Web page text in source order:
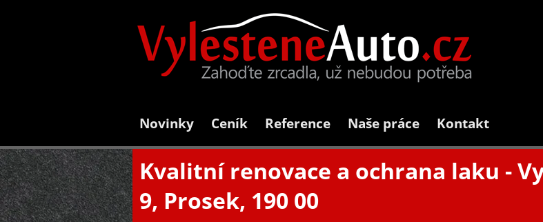
Novinky Ceník Reference Naše práce Kontakt
Kvalitní renovace a ochrana laku -
9, Prosek, 190 00